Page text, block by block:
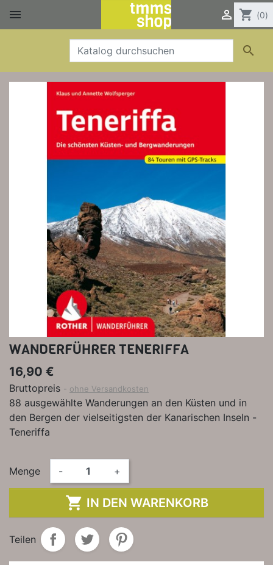
  shopping_cart (0)

WANDERFÜHRER TENERIFFA
16,90 €
Bruttopreis ohne Versandkosten
88 ausgewählte Wanderungen an den Küsten und in
den Bergen der vielseitigsten der Kanarischen Inseln -
Teneriffa
Menge - +
 IN DEN WARENKORB
Teilen